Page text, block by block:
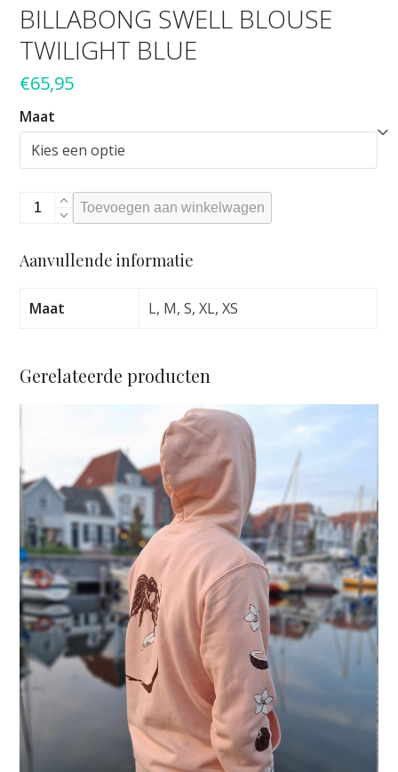
BILLABONG SWELL BLOUSE
TWILIGHT BLUE
€65,95
Maat
BILLABONG
SWELL
TWILIGHT
aantal
Toevoegen aan winkelwagen
Aanvullende informatie
Maat L, M, S, XL, XS
Gerelateerde producten
meerdere
variaties.
Deze
optie
kan
gekozen
worden
op
de
productpagina